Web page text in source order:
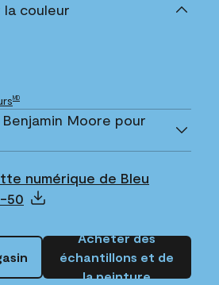
couleur
MD
Moore pour
numérique de Bleu
50
Acheter des
échantillons et de
la peinture